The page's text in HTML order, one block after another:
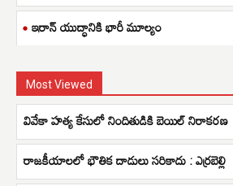
ఇరాన్ యుద్ధానికి భారీ మూల్యం
Most Viewed
వివేకా హత్య కేసులో నిందితుడికి బెయిల్ నిరాకరణ
రాజకీయాలలో భౌతిక దాడులు సరికాదు : ఎర్రబెల్లి